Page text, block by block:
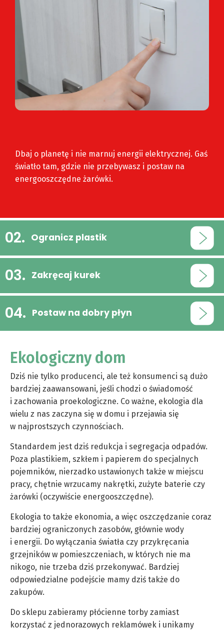
Dbaj o planetę i nie marnuj energii elektrycznej. Gaś
światło tam, gdzie nie przebywasz i postaw na
energooszczędne żarówki.
Ogranicz plastik
Zakręcaj kurek
Postaw na dobry płyn
Ekologiczny dom
Dziś nie tylko producenci, ale też konsumenci są dużo
bardziej zaawansowani, jeśli chodzi o świadomość
i zachowania proekologiczne. Co ważne, ekologia dla
wielu z nas zaczyna się w domu i przejawia się
w najprostszych czynnościach.
Standardem jest dziś redukcja i segregacja odpadów.
Poza plastikiem, szkłem i papierem do specjalnych
pojemników, nierzadko ustawionych także w miejscu
pracy, chętnie wrzucamy nakrętki, zużyte baterie czy
żarówki (oczywiście energooszczędne).
Ekologia to także ekonomia, a więc oszczędzanie coraz
bardziej ograniczonych zasobów, głównie wody
i energii. Do wyłączania światła czy przykręcania
grzejników w pomieszczeniach, w których nie ma
nikogo, nie trzeba dziś przekonywać. Bardziej
odpowiedzialne podejście mamy dziś także do
zakupów.
Do sklepu zabieramy płócienne torby zamiast
korzystać z jednorazowych reklamówek i unikamy